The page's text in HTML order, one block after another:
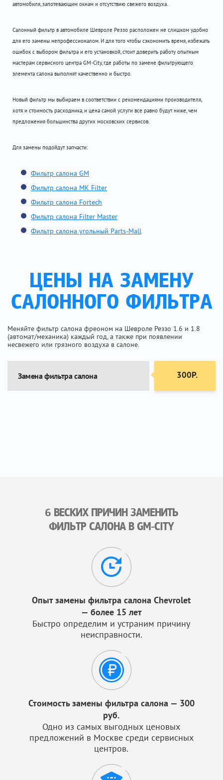
автомобиля, запотевающим окнам и отсутствию свежего воздуха.
Салонный фильтр в автомобиле Шевроле Реззо расположен не слишком удобно
для его замены непрофессионалом. И для того чтобы сэкономить время, избежать
ошибок с выбором фильтра и его установкой, стоит доверить работу опытным
мастерам сервисного центра GM-City, где работы по замене фильтрующего
элемента салона выполнят качественно и быстро.
Новый фильтр мы выбираем в соответствии с рекомендациями производителя,
хотя и стоимость расходника, и цена самой услуги все равно будут ниже, чем
предложения большинства других московских сервисов.
Для замены подойдут запчасти:
Фильтр салона GM
Фильтр салона MK Filter
Фильтр салона Fortech
Фильтр салона Filter Master
Фильтр салона угольный Parts-Mall
ЦЕНЫ НА ЗАМЕНУ
САЛОННОГО ФИЛЬТРА
Меняйте фильтр салона фреоном на Шевроле Реззо 1.6 и 1.8
(автомат/механика) каждый год, а также при появлении
несвежего или грязного воздуха в салоне.
Замена фильтра салона 300Р.
6 ВЕСКИХ ПРИЧИН ЗАМЕНИТЬ
ФИЛЬТР САЛОНА В GM-CITY
Опыт замены фильтра салона Chevrolet
— более 15 лет
Быстро определим и устраним причину
неисправности.
Стоимость замены фильтра салона — 300
руб.
Одно из самых выгодных ценовых
предложений в Москве среди сервисных
центров.